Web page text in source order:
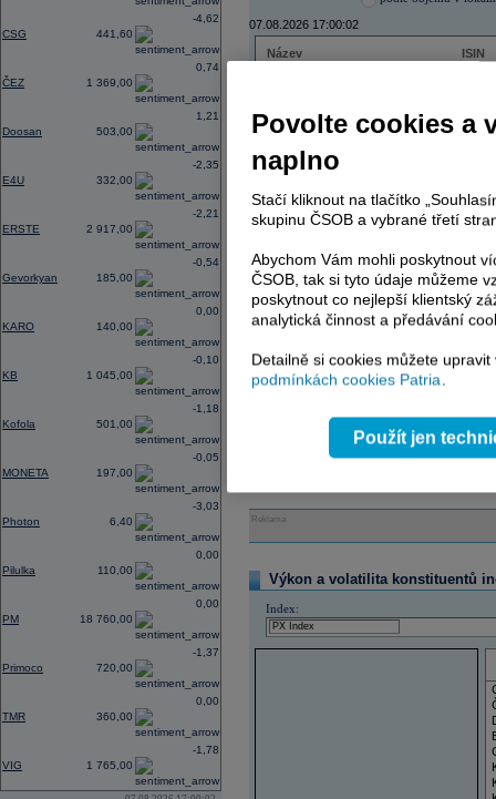
CSG 441,60
-4,62
ČEZ 1 369,00
0,74
Doosan 503,00
1,21
E4U 332,00
-2,35
ERSTE 2 917,00
-2,21
Gevorkyan 185,00
-0,54
KARO 140,00
0,00
KB 1 045,00
-0,10
Kofola 501,00
-1,18
MONETA 197,00
-0,05
Photon 6,40
-3,03
Pilulka 110,00
0,00
PM 18 760,00
0,00
Primoco 720,00
-1,37
TMR 360,00
0,00
VIG 1 765,00
-1,78
07.08.2026 17:00:02
Název
ISIN
ERSTE BANK
TMR
AD index - vývoj
Region
Reklama
Výkon a volatilita konstituentů
Index:
Povolte cookies a
naplno
Stačí kliknout na tlačítko
skupinu ČSOB a vybrané třetí
Abychom Vám mohli poskytnout
ČSOB, tak si tyto údaje můžeme
poskytnout co nejlepší klientský
analytická činnost a předávání
Detailně si cookies můžete
podmínkách cookies Patria.
Použít jen